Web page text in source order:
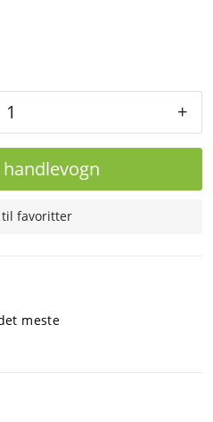
+
handlevogn
til favoritter
meste